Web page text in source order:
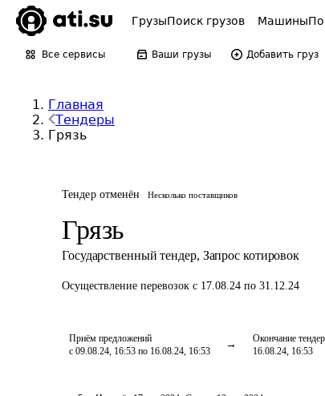
ГрузыПоиск грузов Машины
Все сервисы Ваши грузы Добавить груз
Главная
Тендеры
Грязь
Тендер отменён Несколько поставщиков
Грязь
Государственный тендер, Запрос котировок
Осуществление перевозок с 17.08.24 по 31.12.24
Приём предложений
с 09.08.24, 16:53 по 16.08.24, 16:53
Окончание
16.08.24, 16:53